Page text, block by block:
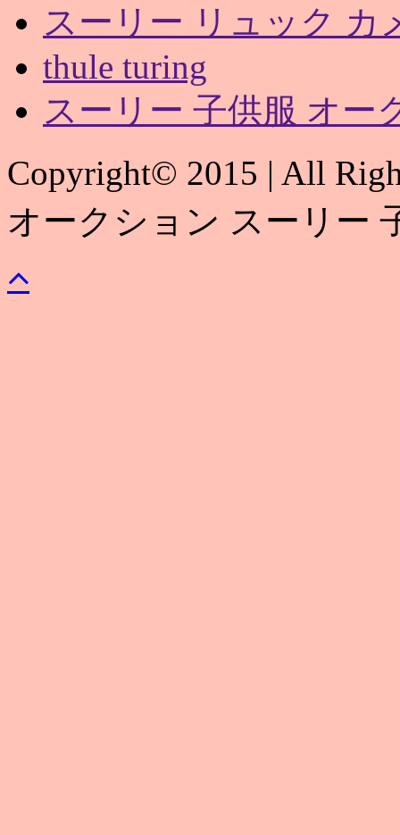
スーリー リュック カ
thule turing
スーリー 子供服 オー
Copyright© 2015 | All
オークション スーリー